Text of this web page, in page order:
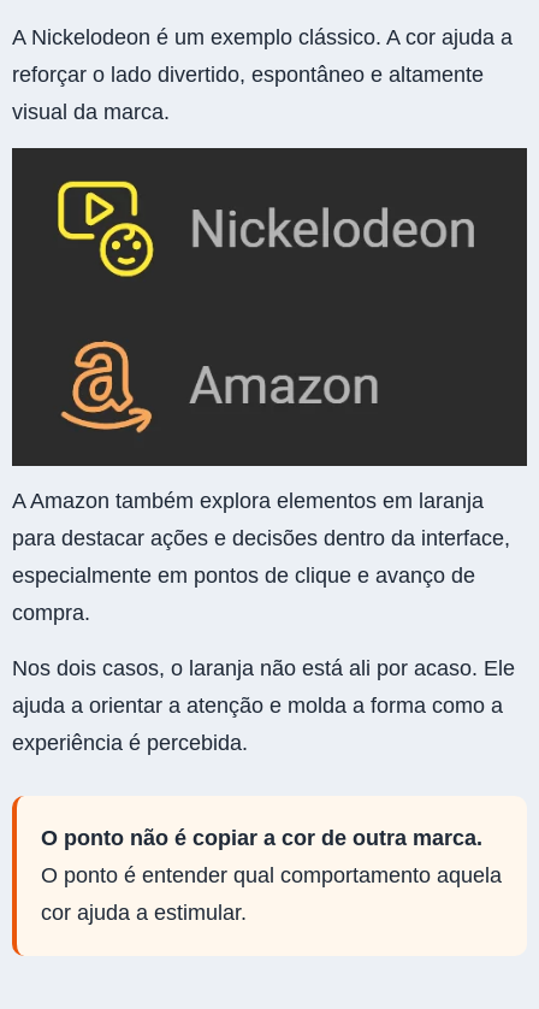
A Nickelodeon é um exemplo clássico. A cor ajuda a
reforçar o lado divertido, espontâneo e altamente
visual da marca.
A Amazon também explora elementos em laranja
para destacar ações e decisões dentro da interface,
especialmente em pontos de clique e avanço de
compra.
Nos dois casos, o laranja não está ali por acaso. Ele
ajuda a orientar a atenção e molda a forma como a
experiência é percebida.
O ponto não é copiar a cor de outra marca.
O ponto é entender qual comportamento aquela
cor ajuda a estimular.